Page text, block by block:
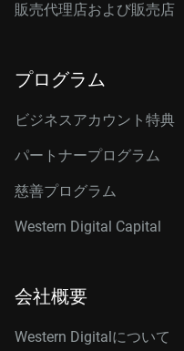
販売代理店および販売店
プログラム
ビジネスアカウント特典
パートナープログラム
慈善プログラム
Western Digital Capital
会社概要
Western Digitalについて